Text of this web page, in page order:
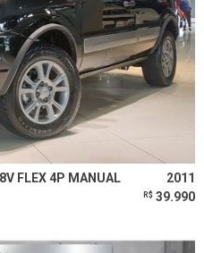
FLEX 4P MANUAL 2011
R$ 39.990